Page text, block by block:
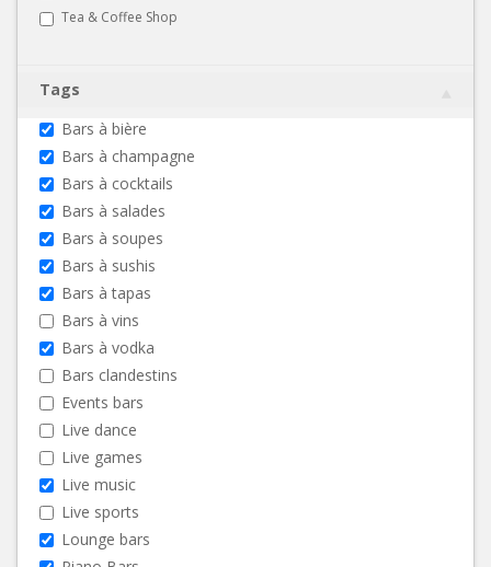
Tea & Coffee Shop
Tags
Bars à bière
Bars à champagne
Bars à cocktails
Bars à salades
Bars à soupes
Bars à sushis
Bars à tapas
Bars à vins
Bars à vodka
Bars clandestins
Events bars
Live dance
Live games
Live music
Live sports
Lounge bars